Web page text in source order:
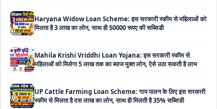
Mahila Krishi Vriddhi Loan Yojana: इस सरकारी स्कीम से
UP Cattle Farming Loan Scheme: गाय पालन के लिए इस सरकारी
EShram Card Loan Yojana: इस सरकारी स्कीम से मजदूरों को मिलता